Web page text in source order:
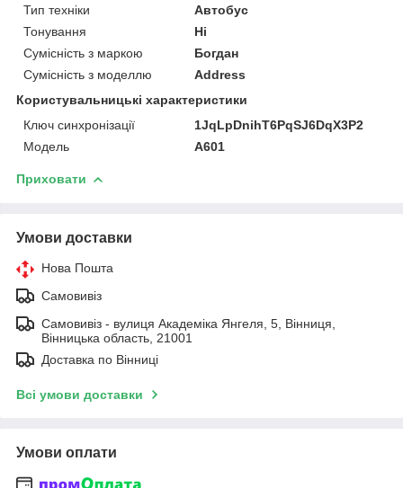
Тип техніки
Автобус
Тонування
Ні
Сумісність з маркою
Богдан
Сумісність з моделлю
Address
Користувальницькі характеристики
Ключ синхронізації
1JqLpDnihT6PqSJ6DqX3P2
Мoдель
А601
Приховати
Умови доставки
Нова Пошта
Самовивіз
Самовивіз - вулиця Академіка Янгеля, 5, Вінниця,
Вінницька область, 21001
Доставка по Вінниці
Всі умови доставки
Умови оплати